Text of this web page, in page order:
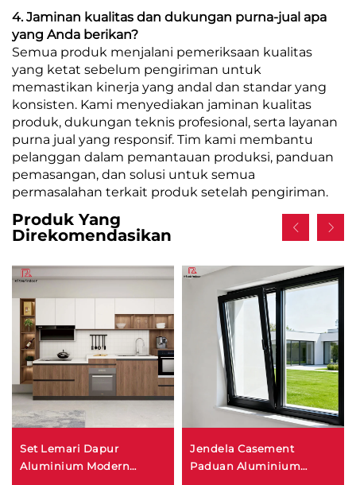
4. Jaminan kualitas dan dukungan purna-jual apa
yang Anda berikan?
Semua produk menjalani pemeriksaan kualitas
yang ketat sebelum pengiriman untuk
memastikan kinerja yang andal dan standar yang
konsisten. Kami menyediakan jaminan kualitas
produk, dukungan teknis profesional, serta layanan
purna jual yang responsif. Tim kami membantu
pelanggan dalam pemantauan produksi, panduan
pemasangan, dan solusi untuk semua
permasalahan terkait produk setelah pengiriman.
Produk Yang
Direkomendasikan
Set Lemari Dapur
Aluminium Modern
Jendela Casement
Paduan Aluminium